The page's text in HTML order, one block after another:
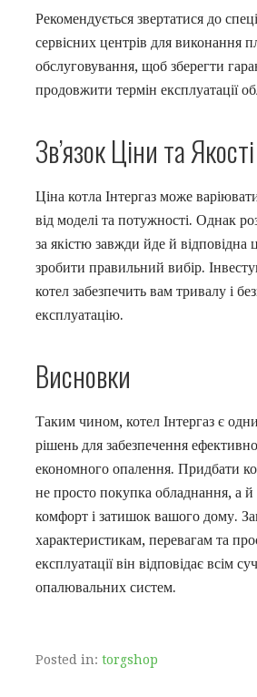
Рекомендується звертатися до
сервісних центрів для виконання
обслуговування, щоб зберегти
продовжити термін експлуатації
Зв’язок Ціни та Якості
Ціна котла Інтергаз може
від моделі та потужності. Однак
за якістю завжди йде й відповідна
зробити правильний вибір.
котел забезпечить вам тривалу і
експлуатацію.
Висновки
Таким чином, котел Інтергаз є
рішень для забезпечення
економного опалення. Придбати
не просто покупка обладнання, а й
комфорт і затишок вашого дому.
характеристикам, перевагам та
експлуатації він відповідає всім
опалювальних систем.
Posted in: torgshop